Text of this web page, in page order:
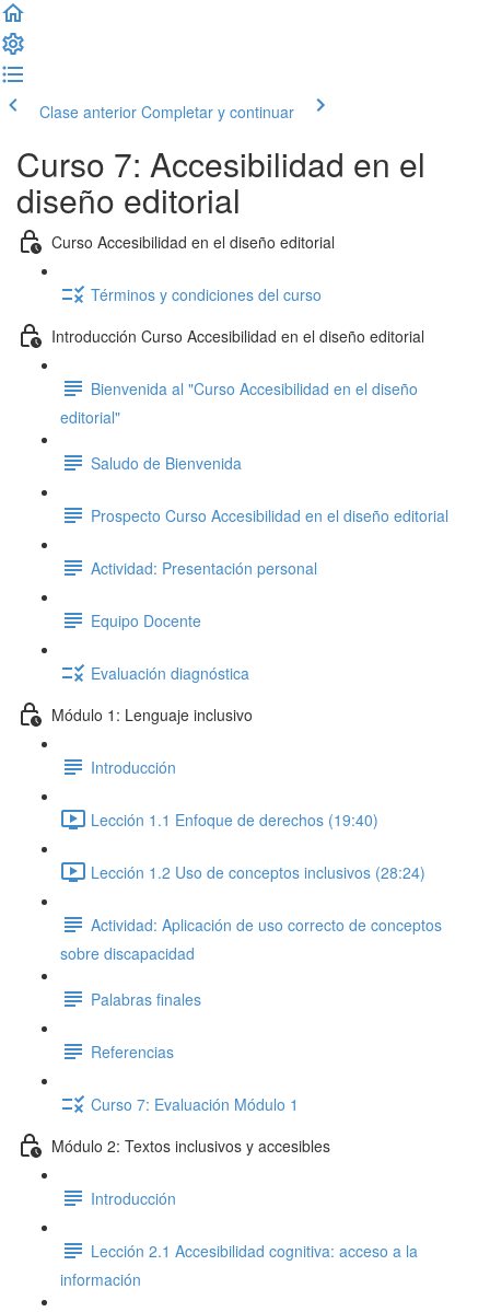
Clase anterior Completar y continuar
Curso 7: Accesibilidad en el
diseño editorial
Curso Accesibilidad en el diseño editorial
Términos y condiciones del curso
Introducción Curso Accesibilidad en el diseño editorial
Bienvenida al "Curso Accesibilidad en el diseño
editorial"
Saludo de Bienvenida
Prospecto Curso Accesibilidad en el diseño editorial
Actividad: Presentación personal
Equipo Docente
Evaluación diagnóstica
Módulo 1: Lenguaje inclusivo
Introducción
Lección 1.1 Enfoque de derechos (19:40)
Lección 1.2 Uso de conceptos inclusivos (28:24)
Actividad: Aplicación de uso correcto de conceptos
sobre discapacidad
Palabras finales
Referencias
Curso 7: Evaluación Módulo 1
Módulo 2: Textos inclusivos y accesibles
Introducción
Lección 2.1 Accesibilidad cognitiva: acceso a la
información